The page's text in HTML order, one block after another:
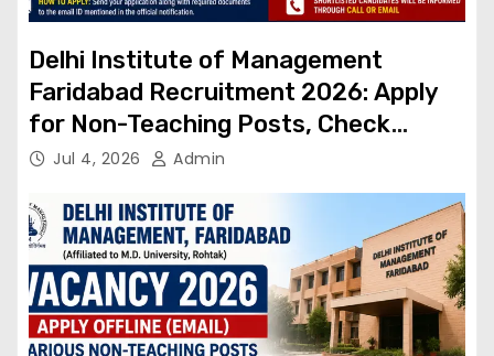
Delhi Institute of Management
Faridabad Recruitment 2026: Apply
for Non-Teaching Posts, Check
Eligibility & Last Date, Non-Teaching
Posts, Check Eligibility & Last Date
Jul 4, 2026 Admin